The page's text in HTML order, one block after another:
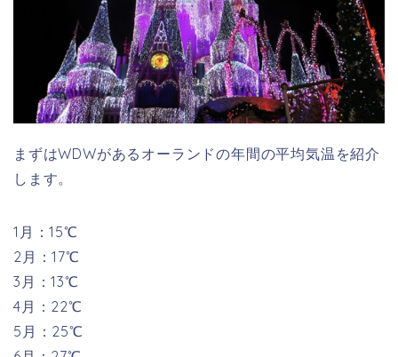
まずはWDWがあるオーランドの年間の平均気温を紹介
します。
1月：15℃
2月：17℃
3月：13℃
4月：22℃
5月：25℃